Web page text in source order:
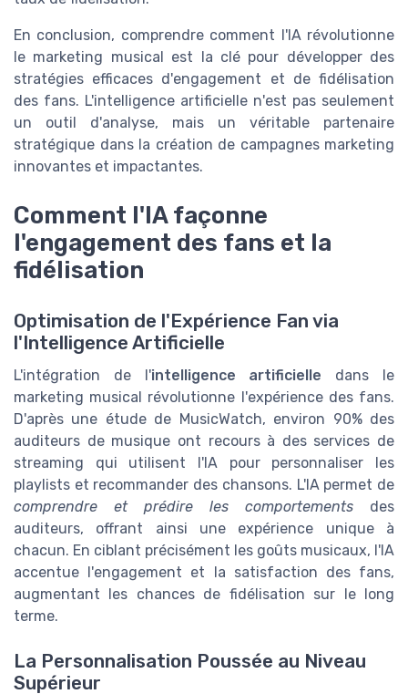
En conclusion, comprendre comment l'IA révolutionne
le marketing musical est la clé pour développer des
stratégies efficaces d'engagement et de fidélisation
des fans. L'intelligence artificielle n'est pas seulement
un outil d'analyse, mais un véritable partenaire
stratégique dans la création de campagnes marketing
innovantes et impactantes.
Comment l'IA façonne
l'engagement des fans et la
fidélisation
Optimisation de l'Expérience Fan via
l'Intelligence Artificielle
L'intégration de l'intelligence artificielle dans le
marketing musical révolutionne l'expérience des fans.
D'après une étude de MusicWatch, environ 90% des
auditeurs de musique ont recours à des services de
streaming qui utilisent l'IA pour personnaliser les
playlists et recommander des chansons. L'IA permet de
comprendre et prédire les comportements des
auditeurs, offrant ainsi une expérience unique à
chacun. En ciblant précisément les goûts musicaux, l'IA
accentue l'engagement et la satisfaction des fans,
augmentant les chances de fidélisation sur le long
terme.
La Personnalisation Poussée au Niveau
Supérieur